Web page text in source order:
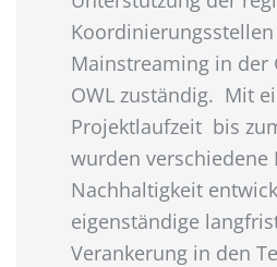
Mainstreaming in der
OWL zuständig. Mit
Projektlaufzeit bis
wurden verschiedene
Nachhaltigkeit
eigenständige
Verankerung in den